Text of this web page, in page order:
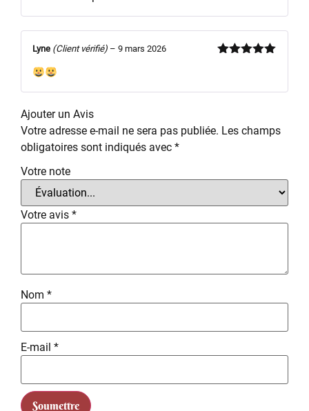
Lyne (Client vérifié) – 9 mars 2026
Ajouter un Avis
Votre adresse e-mail ne sera pas publiée. Les champs
obligatoires sont indiqués avec *
Votre note
Votre avis *
Nom *
E-mail *